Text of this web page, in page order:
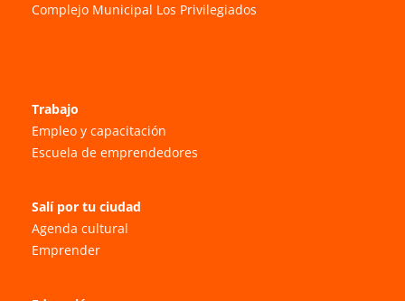
Complejo Municipal Los Privilegiados
Trabajo
Empleo y capacitación
Escuela de emprendedores
Salí por tu ciudad
Agenda cultural
Emprender